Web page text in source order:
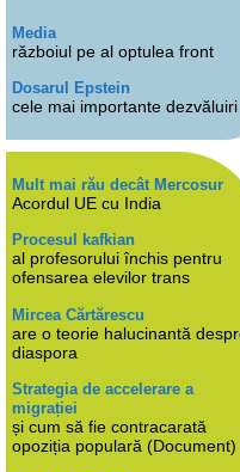
Media
războiul pe al optulea front
Dosarul Epstein
cele mai importante dezvăluiri
Mult mai rău decât Mercosur
Acordul UE cu India
Procesul kafkian
al profesorului închis pentru
ofensarea elevilor trans
Mircea Cărtărescu
are o teorie halucinantă
diaspora
Strategia de accelerare a
migrației
și cum să fie contracarată
opoziția populară (Document)